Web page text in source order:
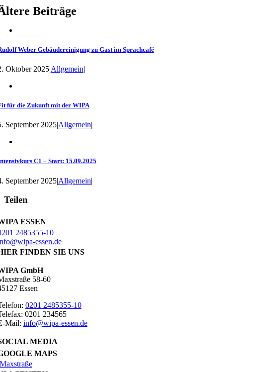
Beiträge
Weber Gebäudereinigung zu Gast im Sprachcafé
Oktober 2025|Allgemein|
für die Zukunft mit der WIPA
September 2025|Allgemein|
C1 – Start: 15.09.2025
September 2025|Allgemein|
Teilen
ESSEN
2485355-10
essen.de
FINDEN SIE UNS
GmbH
58-60
Essen
0201 2485355-10
0201 234565
Mail: info@wipa-essen.de
MEDIA
MAPS